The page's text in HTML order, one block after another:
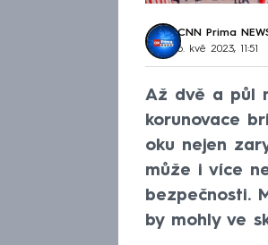
CNN Prima
6. kvě 2023, 11:51
Až dvě a půl
korunovace
oku nejen
může i více
bezpečnosti.
by mohly ve